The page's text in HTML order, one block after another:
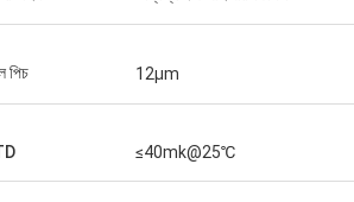
সেরা মূল্য 2আশা করি ভবিষ্যতে আমরা
সিজে-৬ ভ্রাতৃত্বের মধ্যে সিসিয়ান ফরওয়ার্ড
কথা ছড়িয়ে দেব।
পিচ 12μm
≤40mk@25℃